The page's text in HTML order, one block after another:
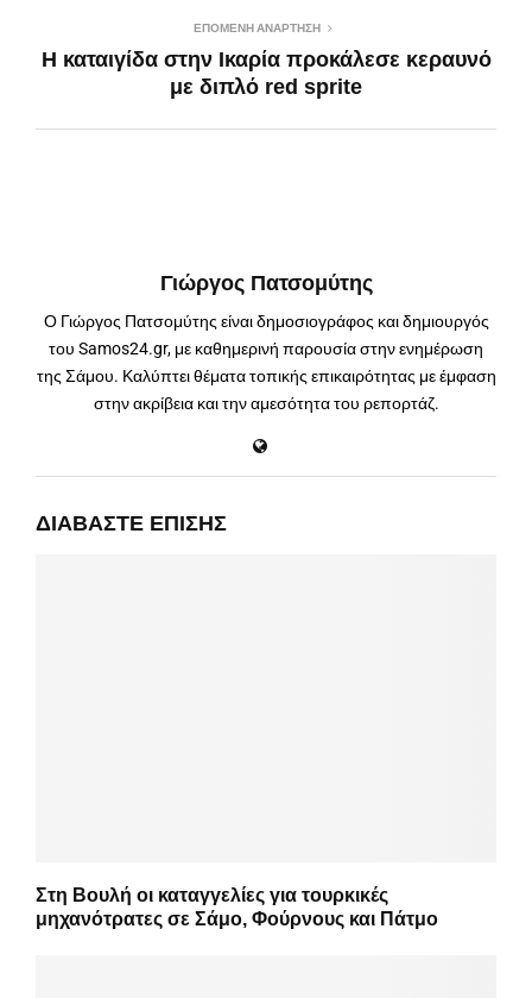
ΕΠΌΜΕΝΗ ΑΝΆΡΤΗΣΗ
H καταιγίδα στην Ικαρία προκάλεσε κεραυνό
με διπλό red sprite
Γιώργος Πατσομύτης
Ο Γιώργος Πατσομύτης είναι δημοσιογράφος και δημιουργός
του Samos24.gr, με καθημερινή παρουσία στην ενημέρωση
της Σάμου. Καλύπτει θέματα τοπικής επικαιρότητας με έμφαση
στην ακρίβεια και την αμεσότητα του ρεπορτάζ.
ΔΙΑΒΆΣΤΕ ΕΠΊΣΗΣ
Στη Βουλή οι καταγγελίες για τουρκικές
μηχανότρατες σε Σάμο, Φούρνους και Πάτμο